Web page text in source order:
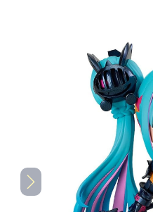
Ekspresna dostava
Prednarudžbe
Outlet proizvodi
Dostava i plaćanje